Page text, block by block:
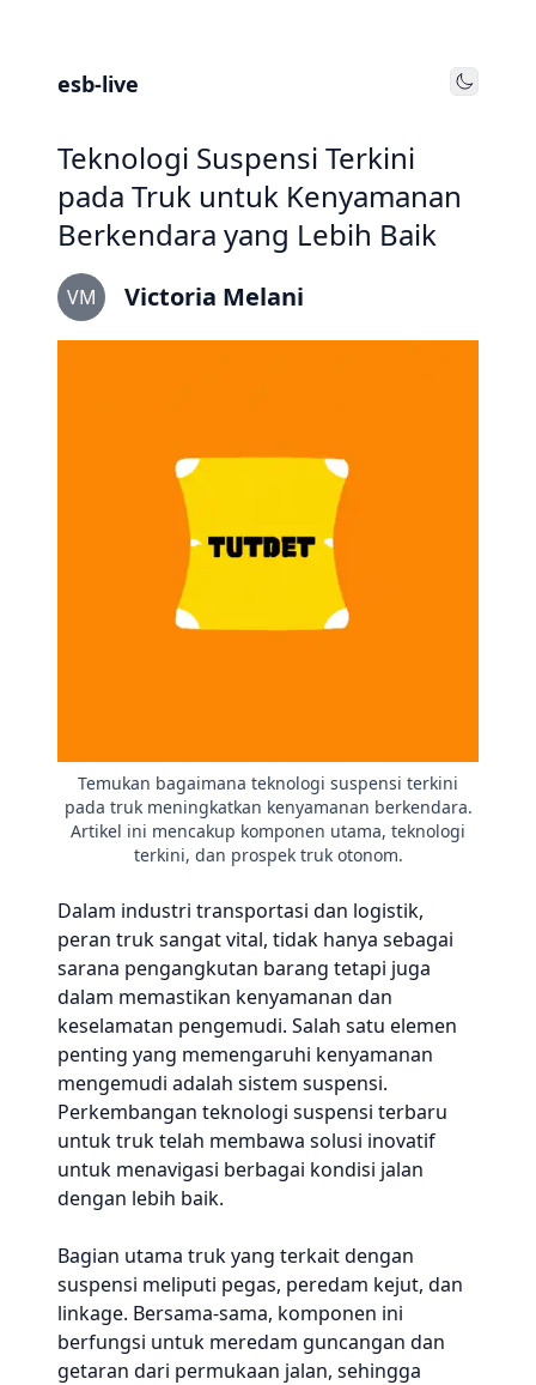
esb-live Toggle
Teknologi Suspensi Terkini
pada Truk untuk Kenyamanan
Berkendara yang Lebih Baik
VM Victoria Melani
Temukan bagaimana teknologi suspensi terkini
pada truk meningkatkan kenyamanan berkendara.
Artikel ini mencakup komponen utama, teknologi
terkini, dan prospek truk otonom.
Dalam industri transportasi dan logistik,
peran truk sangat vital, tidak hanya sebagai
sarana pengangkutan barang tetapi juga
dalam memastikan kenyamanan dan
keselamatan pengemudi. Salah satu elemen
penting yang memengaruhi kenyamanan
mengemudi adalah sistem suspensi.
Perkembangan teknologi suspensi terbaru
untuk truk telah membawa solusi inovatif
untuk menavigasi berbagai kondisi jalan
dengan lebih baik.
Bagian utama truk yang terkait dengan
suspensi meliputi pegas, peredam kejut, dan
linkage. Bersama-sama, komponen ini
berfungsi untuk meredam guncangan dan
getaran dari permukaan jalan, sehingga